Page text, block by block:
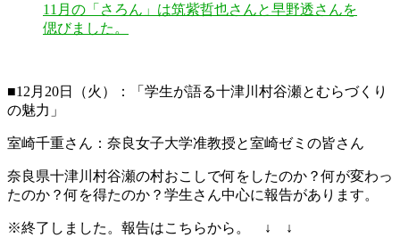
11月の「さろん」は筑紫哲也さんと早野透さんを
偲びました。
■12月20日（火）：「学生が語る十津川村谷瀬とむらづくり
の魅力」
室崎千重さん：奈良女子大学准教授と室崎ゼミの皆さん
奈良県十津川村谷瀬の村おこしで何をしたのか？何が変わっ
たのか？何を得たのか？学生さん中心に報告があります。
※終了しました。報告はこちらから。 ↓ ↓